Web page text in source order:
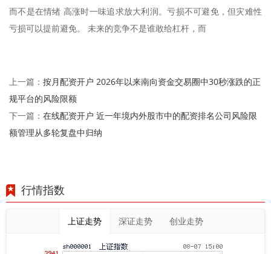
而不是在情绪 高涨时一味追求放大利润。亏损不可避免，但灾难性
亏损可以提前避免。 未来的竞争不是谁敢给杠杆，而
上一篇： 按月配资开户 2026年以来南向资金交易圈中30秒涨跌的正
规平台的风险限额
下一篇： 在线配资开户 近一年境内外股市中的配资排名公司风险限
额管理从多轮复盘中归纳
行情指数
上证走势 深证走势 创业走势